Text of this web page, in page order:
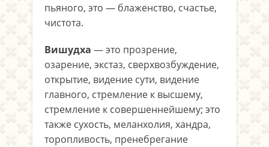
пьяного, это — блаженство, счастье,
чистота.
Вишудха — это прозрение,
озарение, экстаз, сверхвозбуждение,
открытие, видение сути, видение
главного, стремление к высшему,
стремление к совершеннейшему; это
также сухость, меланхолия, хандра,
торопливость, пренебрегание